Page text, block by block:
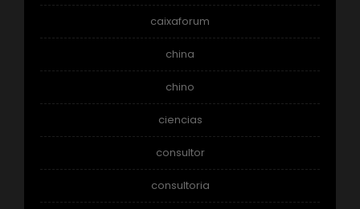
caixaforum
china
chino
ciencias
consultor
consultoria